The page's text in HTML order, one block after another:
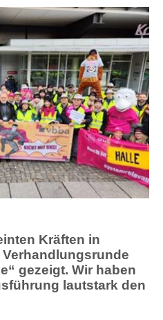
Kräften in
gezeigt. Wir haben
lautstark den